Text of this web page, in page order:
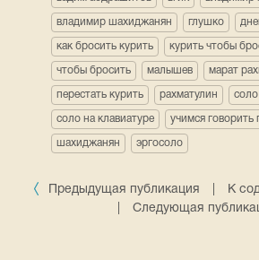
владимир шахиджанян глушко
как бросить курить курить чтобы
чтобы бросить малышев марат
перестать курить рахматулин соло
соло на клавиатуре учимся говорить
шахиджанян эргосоло
Предыдущая публикация
К
Следующая